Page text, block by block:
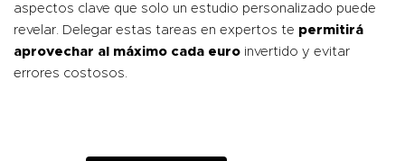
aspectos clave que solo un estudio personalizado puede
revelar. Delegar estas tareas en expertos te permitirá
aprovechar al máximo cada euro invertido y evitar
errores costosos.